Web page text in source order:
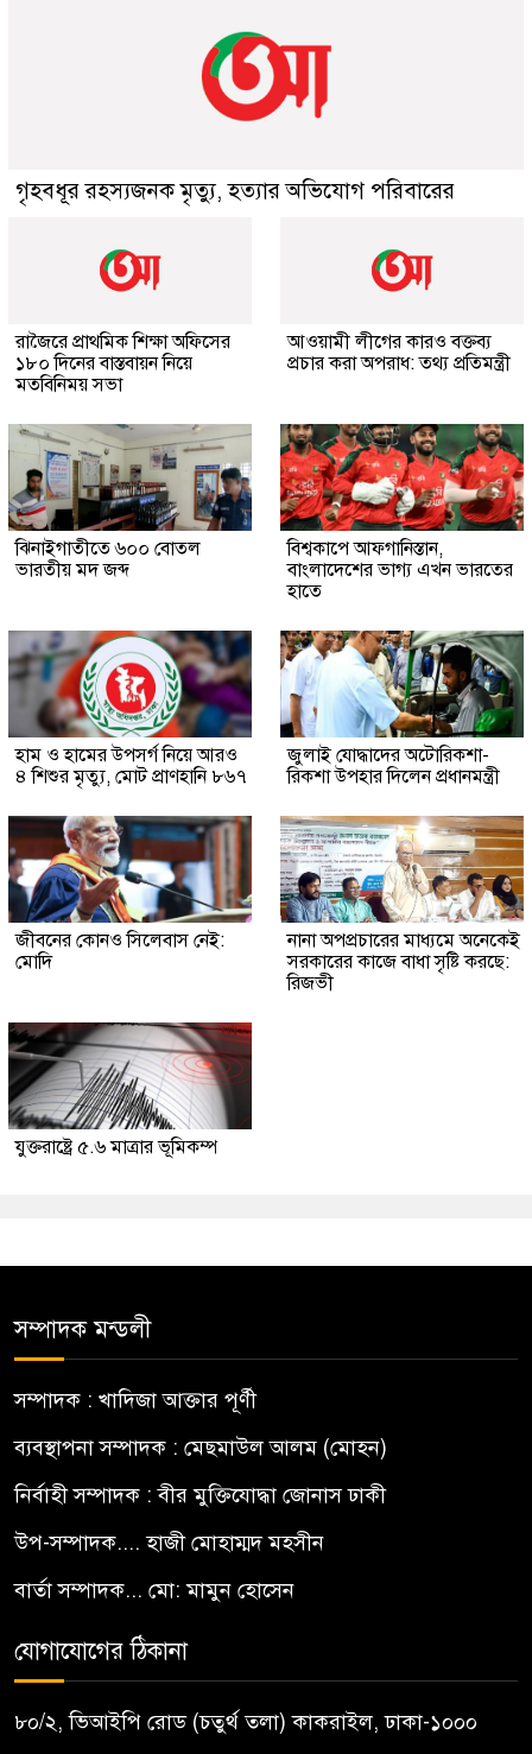
গৃহবধূর রহস্যজনক মৃত্যু, হত্যার অভিযোগ পরিবারের
রাজৈরে প্রাথমিক শিক্ষা অফিসের
১৮০ দিনের বাস্তবায়ন নিয়ে
মতবিনিময় সভা
আওয়ামী লীগের কারও বক্তব্য
প্রচার করা অপরাধ: তথ্য প্রতিমন্ত্রী
ঝিনাইগাতীতে ৬০০ বোতল
ভারতীয় মদ জব্দ
বিশ্বকাপে আফগানিস্তান,
বাংলাদেশের ভাগ্য এখন ভারতের
হাতে
হাম ও হামের উপসর্গ নিয়ে আরও
৪ শিশুর মৃত্যু, মোট প্রাণহানি ৮৬৭
জুলাই যোদ্ধাদের অটোরিকশা-
রিকশা উপহার দিলেন প্রধানমন্ত্রী
জীবনের কোনও সিলেবাস নেই:
মোদি
নানা অপপ্রচারের মাধ্যমে অনেকেই
সরকারের কাজে বাধা সৃষ্টি করছে:
রিজভী
যুক্তরাষ্ট্রে ৫.৬ মাত্রার ভূমিকম্প
সম্পাদক মন্ডলী
সম্পাদক : খাদিজা আক্তার পূর্ণী
ব্যবস্থাপনা সম্পাদক : মেছমাউল আলম (মোহন)
নির্বাহী সম্পাদক : বীর মুক্তিযোদ্ধা জোনাস ঢাকী
উপ-সম্পাদক.... হাজী মোহাম্মদ মহসীন
বার্তা সম্পাদক... মো: মামুন হোসেন
যোগাযোগের ঠিকানা
৮০/২, ভিআইপি রোড (চতুর্থ তলা) কাকরাইল, ঢাকা-১০০০